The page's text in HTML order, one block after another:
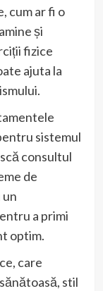
cum ar fi o
și
fizice
ajuta la
sistemul
consultul
de
a primi
optim.
care
stil